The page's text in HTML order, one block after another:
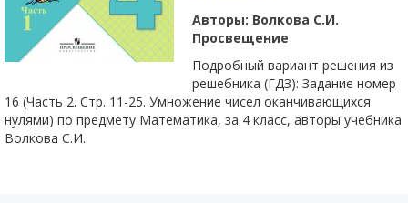
Авторы: Волкова С.И.
Просвещение
Подробный вариант решения из
решебника (ГДЗ): Задание номер
16 (Часть 2. Стр. 11-25. Умножение чисел оканчивающихся
нулями) по предмету Математика, за 4 класс, авторы учебника
Волкова С.И..